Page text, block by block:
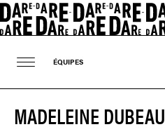
ÉQUIPES
MADELEINE DUBEAU